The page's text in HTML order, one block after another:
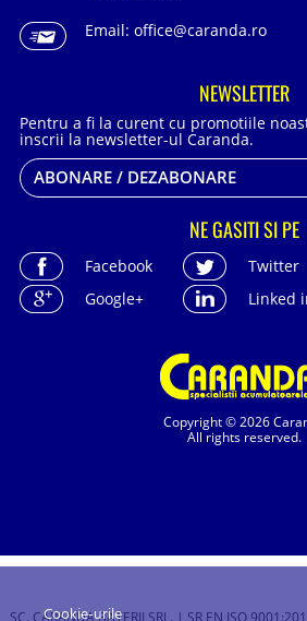
Copyright © 2026
All rights reserved.
Email: office@caranda.ro
NEWSLETTER
Pentru a fi la curent cu promotiile
inscrii la newsletter-ul Caranda.
ABONARE / DEZABONARE
NE GASITI SI PE
Facebook
Twitter
Google+
Linked
SC. CARANDA BATERII SRL. | SR EN ISO
Cookie-urile